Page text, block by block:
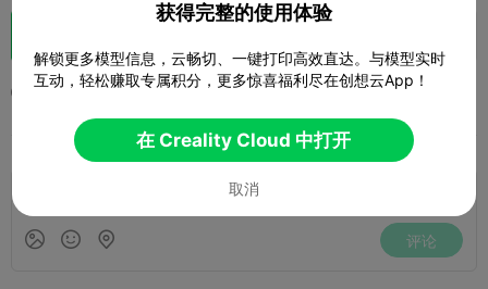
 2023-05-14 733 6
获得完整的使用体验
解锁更多模型信息，云畅切、一键打印高效直达。与模型实时
互动，轻松赚取专属积分，更多惊喜福利尽在创想云App！
在 Creality Cloud 中打开
取消